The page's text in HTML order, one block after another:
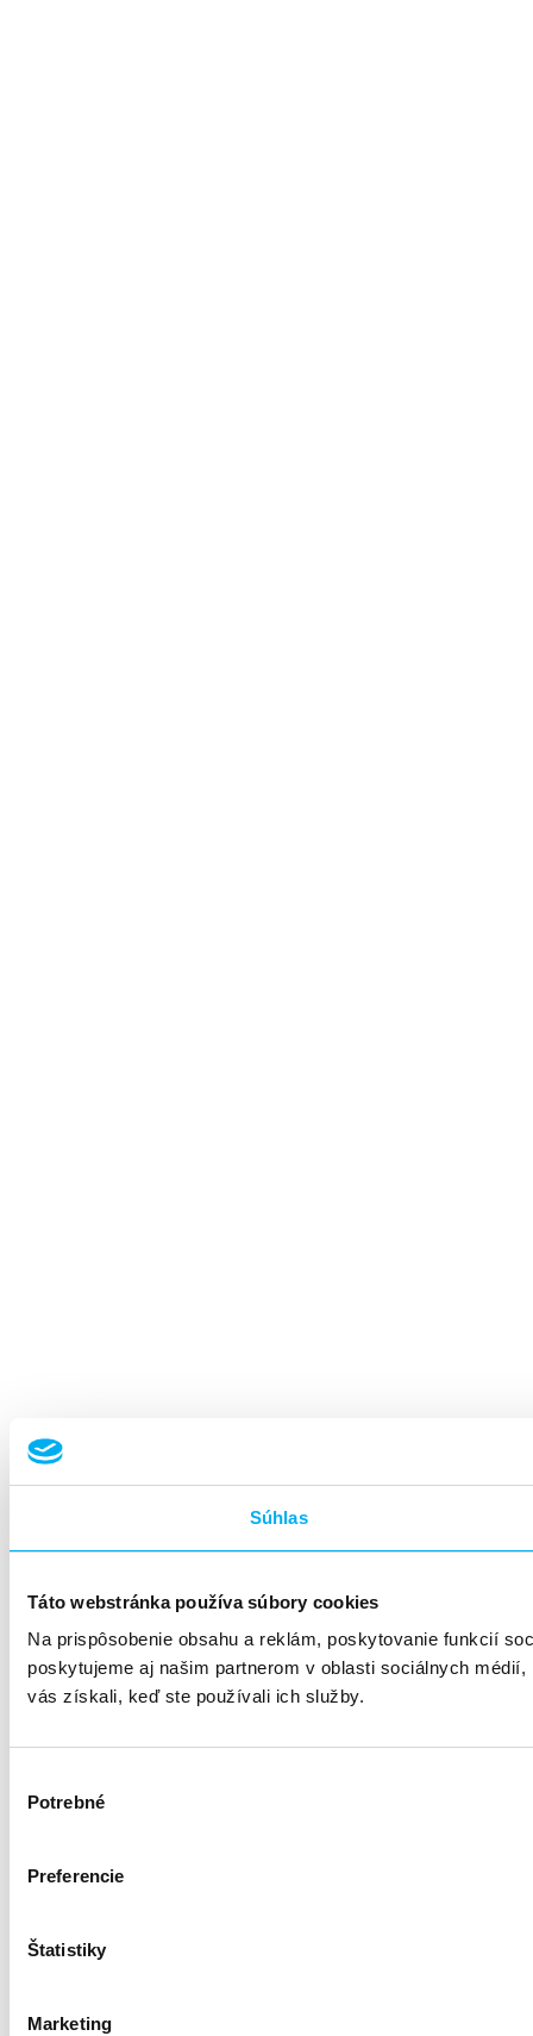
Súhlas
Táto webstránka používa súbory cookies
Na prispôsobenie obsahu a reklám, poskytovanie funkcií
poskytujeme aj našim partnerom v oblasti sociálnych
vás získali, keď ste používali ich služby.
súhlasu
Potrebné
Preferencie
Štatistiky
Marketing